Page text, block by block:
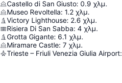
Castello di San Giusto: 0.9 χλμ.
Museo Revoltella: 1.2 χλμ.
Victory Lighthouse: 2.6 χλμ.
Risiera Di San Sabba: 4 χλμ.
Grotta Gigante: 6.1 χλμ.
Miramare Castle: 7 χλμ.
Trieste – Friuli Venezia Giulia Airport: